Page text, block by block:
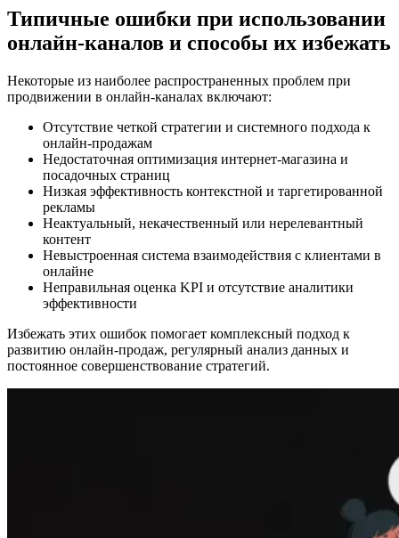
Типичные ошибки при использовании
онлайн-каналов и способы их избежать
Некоторые из наиболее распространенных проблем при
продвижении в онлайн-каналах включают:
Отсутствие четкой стратегии и системного подхода к
онлайн-продажам
Недостаточная оптимизация интернет-магазина и
посадочных страниц
Низкая эффективность контекстной и таргетированной
рекламы
Неактуальный, некачественный или нерелевантный
контент
Невыстроенная система взаимодействия с клиентами в
онлайне
Неправильная оценка KPI и отсутствие аналитики
эффективности
Избежать этих ошибок помогает комплексный подход к
развитию онлайн-продаж, регулярный анализ данных и
постоянное совершенствование стратегий.